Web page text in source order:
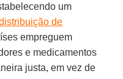
um
de
empreguem
e medicamentos
justa, em vez de